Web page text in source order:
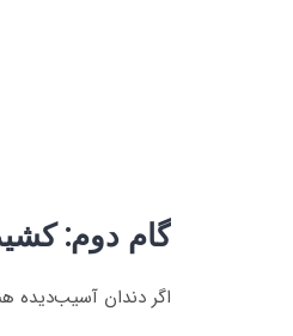
گام دوم:
اگر دندان آسیب‌دیده